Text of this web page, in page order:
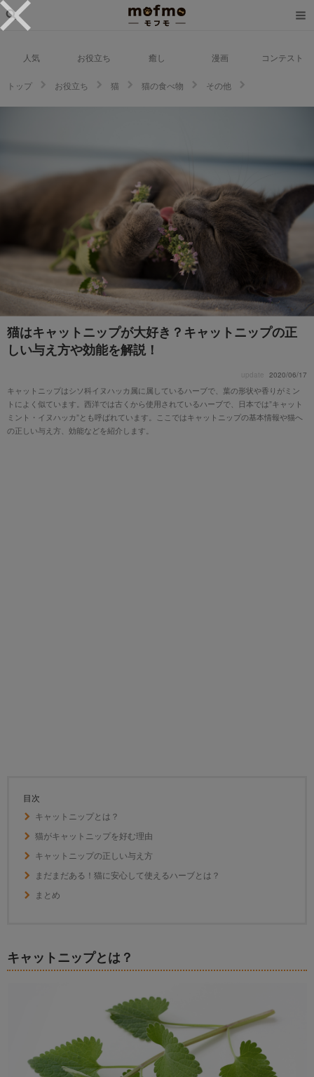
人気 お役立ち 癒し 漫画 コンテスト
トップ お役立ち 猫 猫の食べ物
その他
猫はキャットニップが大好き？キャットニップの正
しい与え方や効能を解説！
update 2020/06/17
キャットニップはシソ科イヌハッカ属に属しているハーブで、葉の形状や香りがミン
トによく似ています。西洋では古くから使用されているハーブで、日本では”キャット
ミント・イヌハッカ”とも呼ばれています。ここではキャットニップの基本情報や猫へ
の正しい与え方、効能などを紹介します。
目次
キャットニップとは？
猫がキャットニップを好む理由
キャットニップの正しい与え方
まだまだある！猫に安心して使えるハーブとは？
まとめ
キャットニップとは？